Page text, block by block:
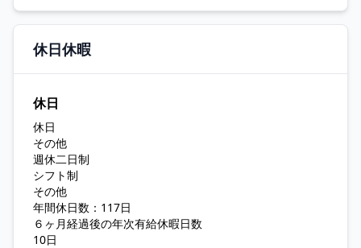
休日休暇
休日
休日
その他
週休二日制
シフト制
その他
年間休日数：117日
６ヶ月経過後の年次有給休暇日数
10日